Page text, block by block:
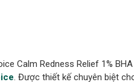
Calm Redness Relief 1% BHA
. Được thiết kế chuyên biệt